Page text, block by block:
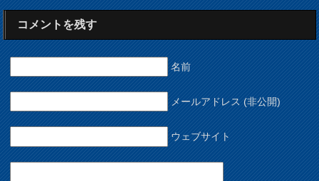
コメントを残す
名前
メールアドレス (非公開)
ウェブサイト